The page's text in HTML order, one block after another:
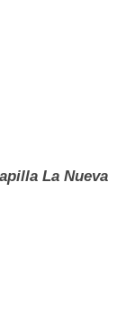
La Nueva